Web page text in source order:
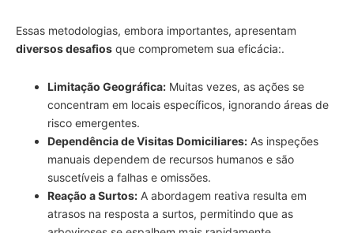
Essas metodologias, embora importantes, apresentam
diversos desafios que comprometem sua eficácia:.
Limitação Geográfica: Muitas vezes, as ações se
concentram em locais específicos, ignorando áreas de
risco emergentes.
Dependência de Visitas Domiciliares: As inspeções
manuais dependem de recursos humanos e são
suscetíveis a falhas e omissões.
Reação a Surtos: A abordagem reativa resulta em
atrasos na resposta a surtos, permitindo que as